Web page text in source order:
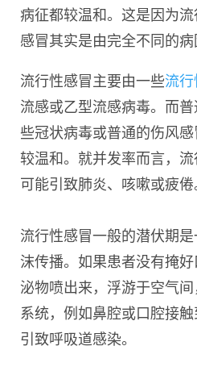
病征都较温和。这是因为
感冒其实是由完全不同的病
流行性感冒主要由一些流
流感或乙型流感病毒。而
些冠状病毒或普通的伤风
较温和。就并发率而言，
可能引致肺炎、咳嗽或疲倦
流行性感冒一般的潜伏期
沫传播。如果患者没有掩
泌物喷出来，浮游于空气
系统，例如鼻腔或口腔接
引致呼吸道感染。